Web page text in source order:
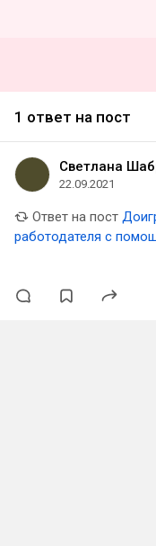
1 ответ на пост
Светлана
22.09.2021
Ответ на пост
работодателя с